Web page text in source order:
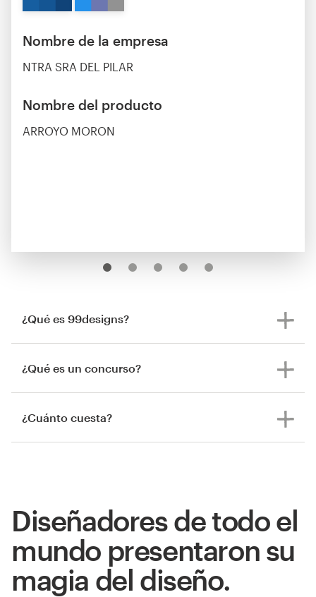
Nombre de la empresa
NTRA SRA DEL PILAR
Nombre del producto
ARROYO MORON
¿Qué es 99designs?
¿Qué es un concurso?
¿Cuánto cuesta?
Diseñadores de todo el
mundo presentaron su
magia del diseño.